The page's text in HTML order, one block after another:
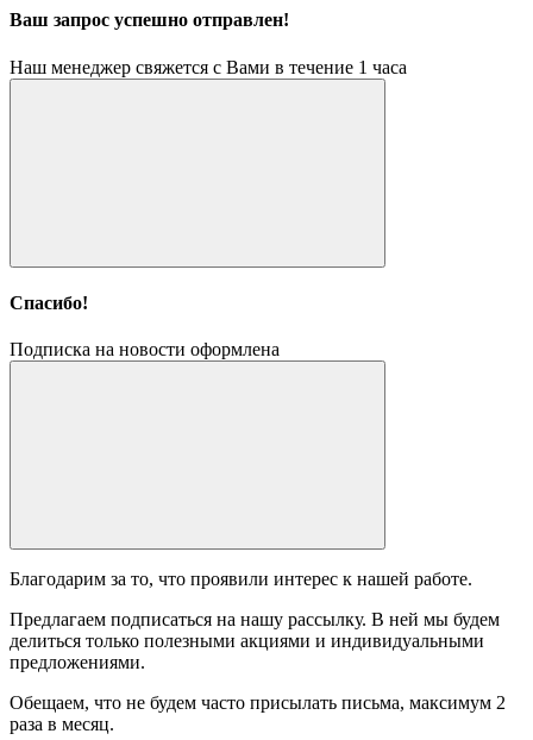
Ваш запрос успешно отправлен!
Наш менеджер свяжется с Вами в течение 1 часа
Спасибо!
Подписка на новости оформлена
Благодарим за то, что проявили интерес к нашей работе.
Предлагаем подписаться на нашу рассылку. В ней мы будем
делиться только полезными акциями и индивидуальными
предложениями.
Обещаем, что не будем часто присылать письма, максимум 2
раза в месяц.